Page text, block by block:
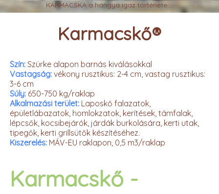
KARMACSKA a hangya igaz története ...
Karmacskő®
Szín: Szürke alapon barnás kiválásokkal
Vastagság: vékony rusztikus: 2-4 cm, vastag rusztikus:
3-6 cm
Súly: 650-750 kg/raklap
Alkalmazási terület: Laposkő falazatok,
épületlábazatok, homlokzatok, kerítések, támfalak,
lépcsők, kocsibejárók, járdák burkolására, kerti utak,
tipegők, kerti grillsütők készítéséhez.
Kiszerelés: MÁV-EU raklapon, 0,5 m3/raklap
Karmacskő -